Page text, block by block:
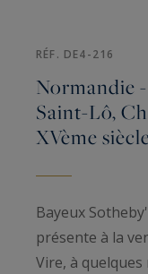
RÉF. DE4-216
Normandie
Saint-Lô,
XVème
Bayeux
présente à la
Vire, à